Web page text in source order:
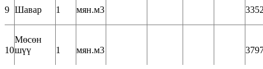
9 Шавар 1 мян.м3
10
Мөсөн
шүү
1 мян.м3